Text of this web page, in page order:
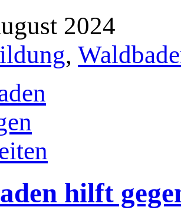
2024
,
hilft